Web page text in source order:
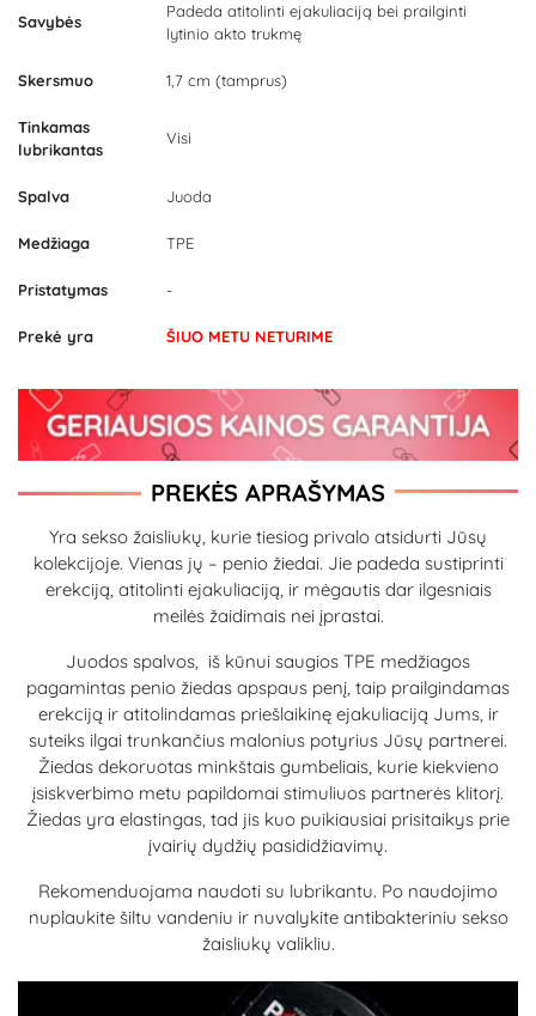
Savybės
Padeda atitolinti ejakuliaciją bei prailginti
lytinio akto trukmę
Skersmuo 1,7 cm (tamprus)
Tinkamas
lubrikantas
Visi
Spalva Juoda
Medžiaga TPE
Pristatymas -
Prekė yra ŠIUO METU NETURIME
PREKĖS APRAŠYMAS
Yra sekso žaisliukų, kurie tiesiog privalo atsidurti Jūsų
kolekcijoje. Vienas jų – penio žiedai. Jie padeda sustiprinti
erekciją, atitolinti ejakuliaciją, ir mėgautis dar ilgesniais
meilės žaidimais nei įprastai.
Juodos spalvos, iš kūnui saugios TPE medžiagos
pagamintas penio žiedas apspaus penį, taip prailgindamas
erekciją ir atitolindamas priešlaikinę ejakuliaciją Jums, ir
suteiks ilgai trunkančius malonius potyrius Jūsų partnerei.
Žiedas dekoruotas minkštais gumbeliais, kurie kiekvieno
įsiskverbimo metu papildomai stimuliuos partnerės klitorį.
Žiedas yra elastingas, tad jis kuo puikiausiai prisitaikys prie
įvairių dydžių pasididžiavimų.
Rekomenduojama naudoti su lubrikantu. Po naudojimo
nuplaukite šiltu vandeniu ir nuvalykite antibakteriniu sekso
žaisliukų valikliu.